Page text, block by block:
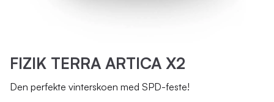
FIZIK TERRA ARTICA X2
Den perfekte vinterskoen med SPD-feste!